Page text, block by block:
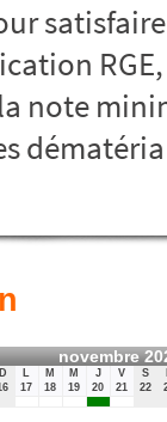
note
novembre
D
17
M
18
M
19
J
20
V
21
S
22